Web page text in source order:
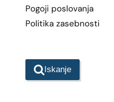
Pogoji poslovanja
Politika zasebnosti
Iskanje